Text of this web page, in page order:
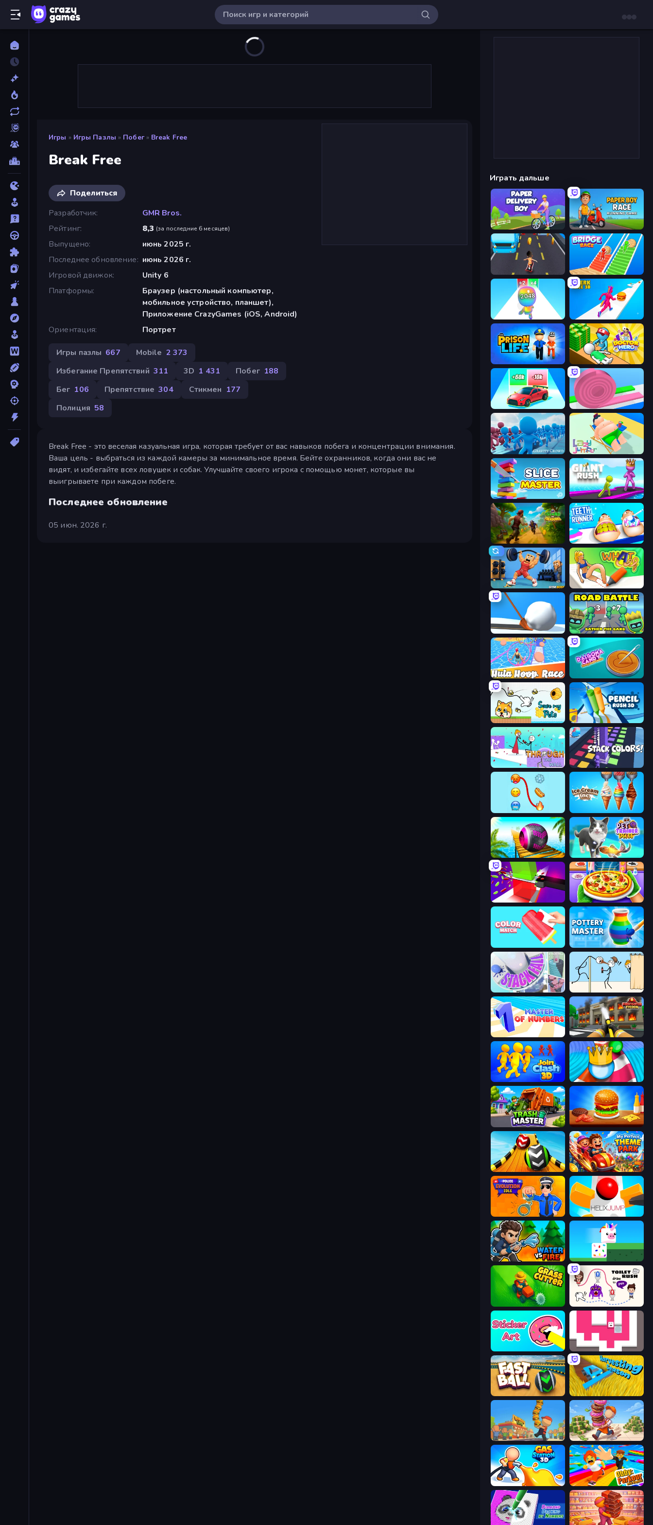
Игры » Игры Пазлы » Побег » Break Free
Break Free
Поделиться
Разработчик
GMR Bros.
Рейтинг
8,3 (за последние 6 месяцев)
Выпущено
июнь 2025 г.
Последнее обновление
июнь 2026 г.
Игровой движок
Unity 6
Платформы
Браузер (настольный компьютер,
мобильное устройство, планшет),
Приложение CrazyGames (iOS, Android)
Ориентация
Портрет
Игры пазлы 667 Mobile 2 373
Избегание Препятствий 311 3D 1 431 Побег 188
Бег 106 Препятствие 304 Стикмен 177
Полиция 58
Break Free - это веселая казуальная игра, которая требует от вас навыков побега и концентрации внимания.
Ваша цель - выбраться из каждой камеры за минимальное время. Бейте охранников, когда они вас не
видят, и избегайте всех ловушек и собак. Улучшайте своего игрока с помощью монет, которые вы
выигрываете при каждом побеге.
Последнее обновление
05 июн. 2026 г.
Играть дальше
Paper Delivery Boy Paper Boy Race: Running Game
Bridge Race
Man Runner 2048 Twerk Race 3D
Prison Life Doctor Hero
Layers Roll
Gravity Crowd Lazy Jumper
Slice Master Giant Rush!
Island of Treasures Teeth Runner
Gym Boss What a Leg
Shovel 3D Road Battle: Gather the Gang
Hula Hoop Race Dalgona Candy Honeycomb Cookie
Save My Pets Pencil Rush
Through the Wall Stack Colors
Emoji Puzzle! Ice Cream Inc.
Rolling Balls Sea Race Pet Trainer Duel
Jelly Restaurant Pizza Maker
Pottery Master
Stack Fall Gomu Goman
Master of Numbers Obby: Firefighter Tycoon
Join Clash 3D Aquapark Balls Party
Trash Master Burger Cafe
Sky Balls 3D My Perfect Theme Park
Police Evolution Idle Helix Jump
Water vs Fire Stacky Bird
Just Slide (Remastered)
Fast Ball Jump Harvesting Season
Burger Life Donut Place
Gas Station 3D Obby: Parkour with Ragdoll